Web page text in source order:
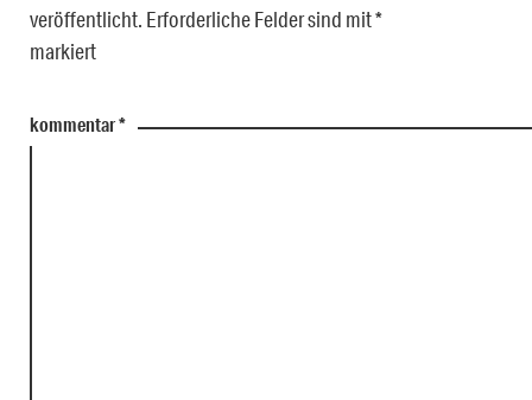
veröffentlicht. Erforderliche Felder sind mit*
markiert
kommentar*